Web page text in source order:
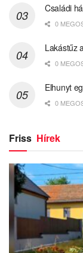
Családi
0
Lakástűz
0
Elhunyt
0
Friss Hírek